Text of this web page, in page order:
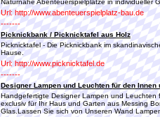
Naturnahe Abenteuerspielplätze in individueller
Url: http://www.abenteuerspielplatz-bau.de
-------
Picknickbank / Picknicktafel aus Holz
Picknicktafel - Die Picknickbank im
Hause.
Url: http://www.picknicktafel.de
-------
Designer Lampen und Leuchten für den Innen
Handgefertigte Designer Lampen und Leuchten
exclusiv für Ihr Haus und Garten aus Messing
Glas.Lassen Sie sich von Unseren Wand